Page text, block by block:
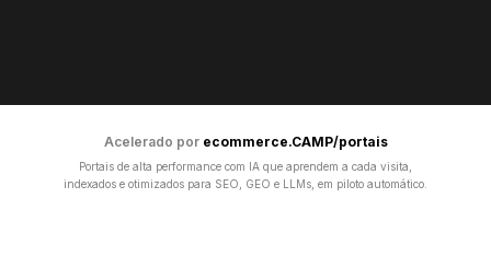
Acelerado por ecommerce.CAMP/portais
Portais de alta performance com IA que aprendem a cada visita,
indexados e otimizados para SEO, GEO e LLMs, em piloto automático.